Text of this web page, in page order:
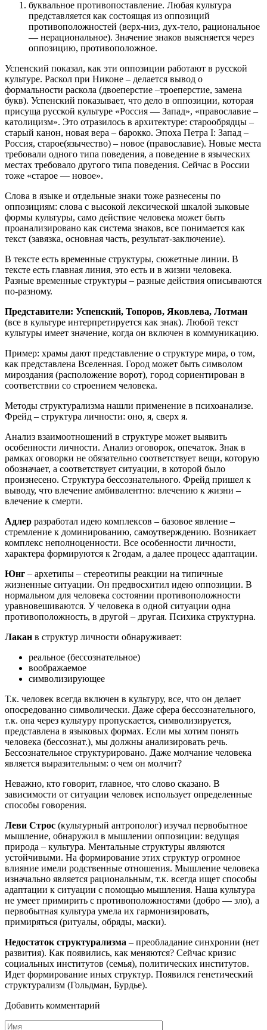
буквальное противопоставление. Любая культура
представляется как состоящая из оппозиций
противоположностей (верх-низ, дух-тело, рациональное
— нерациональное). Значение знаков выясняется через
оппозицию, противоположное.
Успенский показал, как эти оппозиции работают в русской
культуре. Раскол при Никоне – делается вывод о
формальности раскола (двоеперстие –троеперстие, замена
букв). Успенский показывает, что дело в оппозиции, которая
присуща русской культуре «Россия — Запад», «православие –
католицизм». Это отразилось в архитектуре: старообрядцы –
старый канон, новая вера – барокко. Эпоха Петра I: Запад –
Россия, старое(язычество) – новое (православие). Новые места
требовали одного типа поведения, а поведение в языческих
местах требовало другого типа поведения. Сейчас в России
тоже «старое — новое».
Слова в языке и отдельные знаки тоже разнесены по
оппозициям: слова с высокой лексической шкалой зыковые
формы культуры, само действие человека может быть
проанализировано как система знаков, все понимается как
текст (завязка, основная часть, результат-заключение).
В тексте есть временные структуры, сюжетные линии. В
тексте есть главная линия, это есть и в жизни человека.
Разные временные структуры – разные действия описываются
по-разному.
Представители: Успенский, Топоров, Яковлева, Лотман
(все в культуре интерпретируется как знак). Любой текст
культуры имеет значение, когда он включен в коммуникацию.
Пример: храмы дают представление о структуре мира, о том,
как представлена Вселенная. Город может быть символом
мироздания (расположение ворот), город сориентирован в
соответствии со строением человека.
Методы структурализма нашли применение в психоанализе.
Фрейд – структура личности: оно, я, сверх я.
Анализ взаимоотношений в структуре может выявить
особенности личности. Анализ оговорок, опечаток. Знак в
рамках оговорки не обязательно соответствует вещи, которую
обозначает, а соответствует ситуации, в которой было
произнесено. Структура бессознательного. Фрейд пришел к
выводу, что влечение амбивалентно: влечению к жизни –
влечение к смерти.
Адлер разработал идею комплексов – базовое явление –
стремление к доминированию, самоутверждению. Возникает
комплекс неполноценности. Все особенности личности,
характера формируются к 2годам, а далее процесс адаптации.
Юнг – архетипы – стереотипы реакции на типичные
жизненные ситуации. Он предвосхитил идею оппозиции. В
нормальном для человека состоянии противоположности
уравновешиваются. У человека в одной ситуации одна
противоположность, в другой – другая. Психика структурна.
Лакан в структур личности обнаруживает:
реальное (бессознательное)
воображаемое
символизирующее
Т.к. человек всегда включен в культуру, все, что он делает
опосредованно символически. Даже сфера бессознательного,
т.к. она через культуру пропускается, символизируется,
представлена в языковых формах. Если мы хотим понять
человека (бессознат.), мы должны анализировать речь.
Бессознательное структурировано. Даже молчание человека
является выразительным: о чем он молчит?
Неважно, кто говорит, главное, что слово сказано. В
зависимости от ситуации человек использует определенные
способы говорения.
Леви Строс (культурный антрополог) изучал первобытное
мышление, обнаружил в мышлении оппозиции: ведущая
природа – культура. Ментальные структуры являются
устойчивыми. На формирование этих структур огромное
влияние имели родственные отношения. Мышление человека
изначально является рациональным, т.к. всегда ищет способы
адаптации к ситуации с помощью мышления. Наша культура
не умеет примирить с противоположностями (добро — зло), а
первобытная культура умела их гармонизировать,
примиряться (ритуалы, обряды, маски).
Недостаток структурализма – преобладание синхронии (нет
развития). Как появились, как меняются? Сейчас кризис
социальных институтов (семья), политических институтов.
Идет формирование иных структур. Появился генетический
структурализм (Гольдман, Бурдье).
Добавить комментарий
Имя